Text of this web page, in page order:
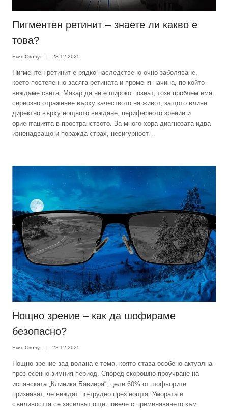
Пигментен ретинит – знаете ли какво е
това?
Екип Околут 23.12.2025
Пигментен ретинит е рядко наследствено очно заболяване,
което постепенно засяга ретината и променя начина, по който
виждаме света. Макар да не е широко познат, този проблем има
сериозно отражение върху качеството на живот, защото влияе
директно върху нощното виждане, периферното зрение и
ориентацията в пространството. За много хора диагнозата идва
изненадващо и поражда страх, несигурност…
Нощно зрение – как да шофираме
безопасно?
Екип Околут 23.12.2025
Нощно зрение зад волана е тема, която става особено актуална
през есенно-зимния период. Според скорошно проучване на
испанската „Клиника Бавиера“, цели 60% от шофьорите
признават, че виждат по-трудно през нощта. Умората и
сънливостта се засилват още повече с преминаването към